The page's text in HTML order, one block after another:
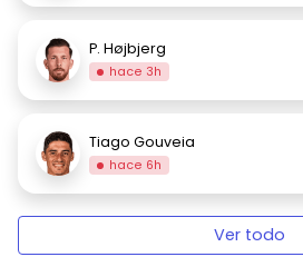
P. Højbjerg
hace 3h
Tiago Gouveia
hace 6h
Ver todo